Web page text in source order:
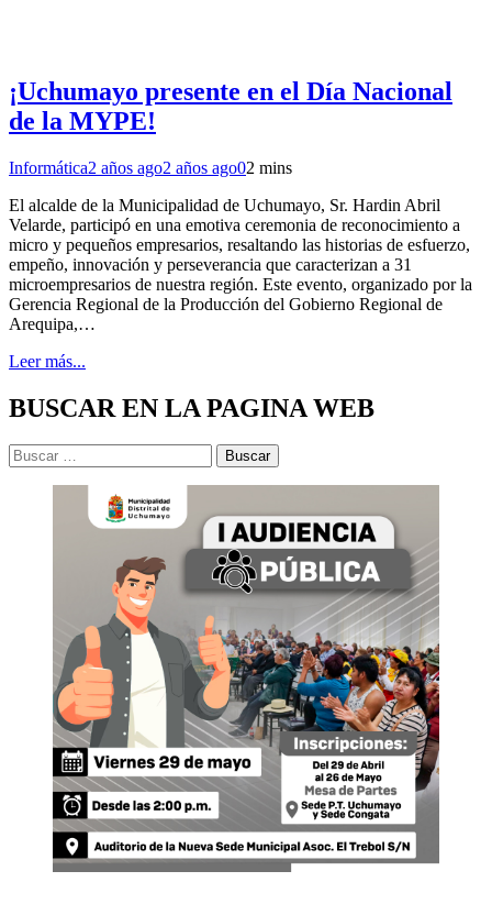
¡Uchumayo presente en el Día Nacional
de la MYPE!
Informática2 años ago2 años ago02 mins
El alcalde de la Municipalidad de Uchumayo, Sr. Hardin Abril
Velarde, participó en una emotiva ceremonia de reconocimiento a
micro y pequeños empresarios, resaltando las historias de esfuerzo,
empeño, innovación y perseverancia que caracterizan a 31
microempresarios de nuestra región. Este evento, organizado por la
Gerencia Regional de la Producción del Gobierno Regional de
Arequipa,…
Leer más...
BUSCAR EN LA PAGINA WEB
Buscar: